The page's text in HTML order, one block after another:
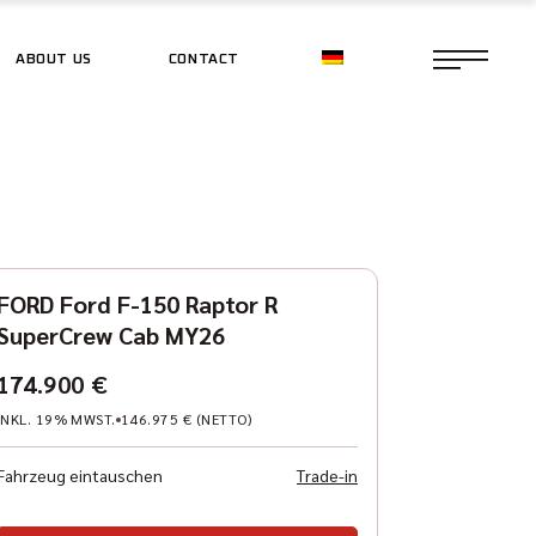
ABOUT US CONTACT
SHOP
Ford F-150 Raptor R
Cab MY26
€
19% MWST. 146.975 € (NETTO)
eintauschen Trade-in